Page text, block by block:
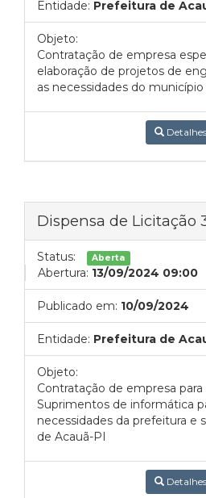
Entidade: Prefeitura de
Objeto:
Contratação de empresa
elaboração de projetos de
as necessidades do
Detalhes
Dispensa de Licitação
Status: Aberta
Abertura: 13/09/2024 09:00
Publicado em: 10/09/2024
Entidade: Prefeitura de
Objeto:
Contratação de empresa para
Suprimentos de informática
necessidades da prefeitura e
de Acauã-PI
Detalhes